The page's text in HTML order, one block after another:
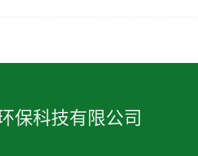
保科技有限公司